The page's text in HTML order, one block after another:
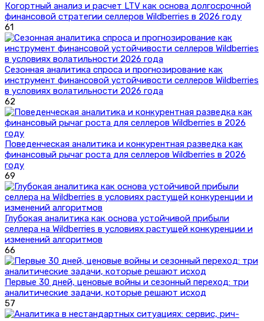
Когортный анализ и расчет LTV как основа долгосрочной
финансовой стратегии селлеров Wildberries в 2026 году
61
Сезонная аналитика спроса и прогнозирование как
инструмент финансовой устойчивости селлеров Wildberries
в условиях волатильности 2026 года
62
Поведенческая аналитика и конкурентная разведка как
финансовый рычаг роста для селлеров Wildberries в 2026
году
69
Глубокая аналитика как основа устойчивой прибыли
селлера на Wildberries в условиях растущей конкуренции и
изменений алгоритмов
66
Первые 30 дней, ценовые войны и сезонный переход: три
аналитические задачи, которые решают исход
57